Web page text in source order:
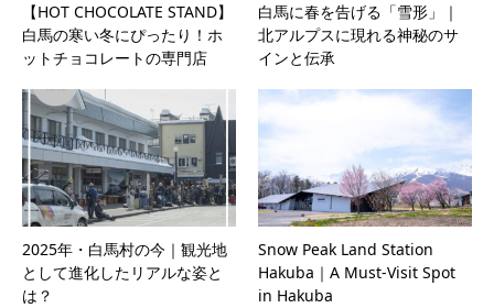
【HOT CHOCOLATE STAND】
白馬の寒い冬にぴったり！ホ
ットチョコレートの専門店
白馬に春を告げる「雪形」｜
北アルプスに現れる神秘のサ
インと伝承
2025年・白馬村の今｜観光地
として進化したリアルな姿と
は？
Snow Peak Land Station
Hakuba｜A Must-Visit Spot
in Hakuba